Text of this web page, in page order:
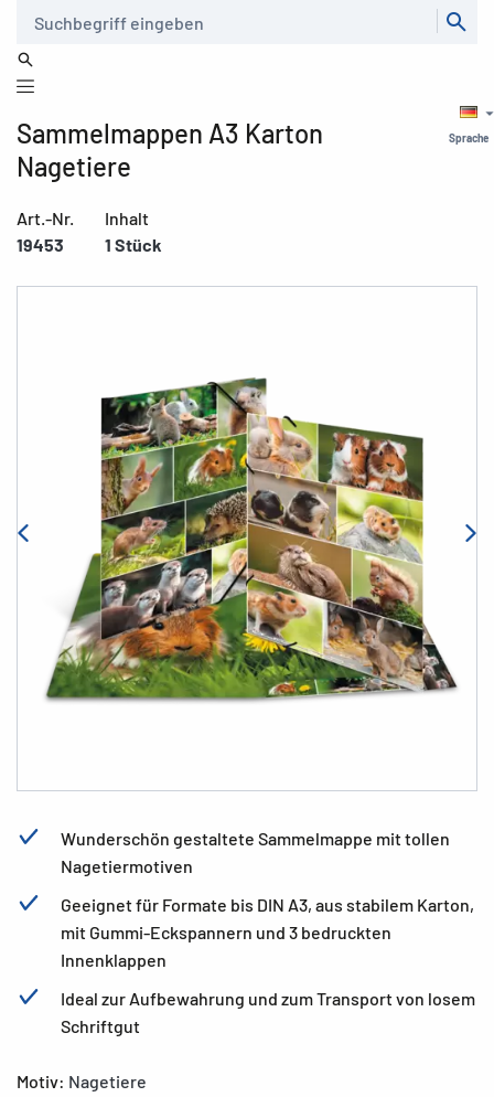
Sprache
Sammelmappen A3 Karton
Nagetiere
Art.-Nr.
19453
Inhalt
1 Stück
Wunderschön gestaltete Sammelmappe mit tollen
Nagetiermotiven
Geeignet für Formate bis DIN A3, aus stabilem Karton,
mit Gummi-Eckspannern und 3 bedruckten
Innenklappen
Ideal zur Aufbewahrung und zum Transport von losem
Schriftgut
Motiv: Nagetiere